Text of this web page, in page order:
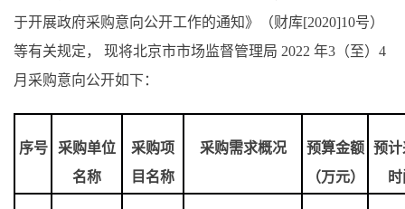
于开展政府采购意向公开工作的通知》（财库[2020]10号）
等有关规定， 现将北京市市场监督管理局 2022 年3（至）4
月采购意向公开如下：
序号
采购单位
名称
采购项
目名称
采购需求概况
预算金额
（万元）
预